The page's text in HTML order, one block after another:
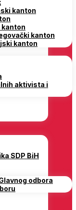
kanton
kanton
kanton
aktivista i
SDP BiH
odbora